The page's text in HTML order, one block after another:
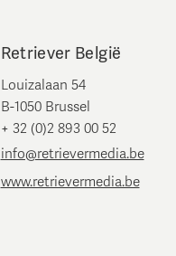
Retriever België
Louizalaan 54
B-1050 Brussel
+ 32 (0)2 893 00 52
info@retrievermedia.be
www.retrievermedia.be